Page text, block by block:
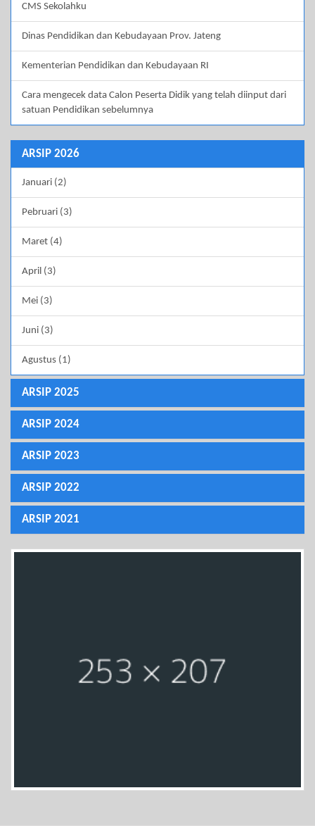
CMS Sekolahku
Dinas Pendidikan dan Kebudayaan Prov. Jateng
Kementerian Pendidikan dan Kebudayaan RI
Cara mengecek data Calon Peserta Didik yang telah diinput dari
satuan Pendidikan sebelumnya
ARSIP 2026
Januari (2)
Pebruari (3)
Maret (4)
April (3)
Mei (3)
Juni (3)
Agustus (1)
ARSIP 2025
ARSIP 2024
ARSIP 2023
ARSIP 2022
ARSIP 2021